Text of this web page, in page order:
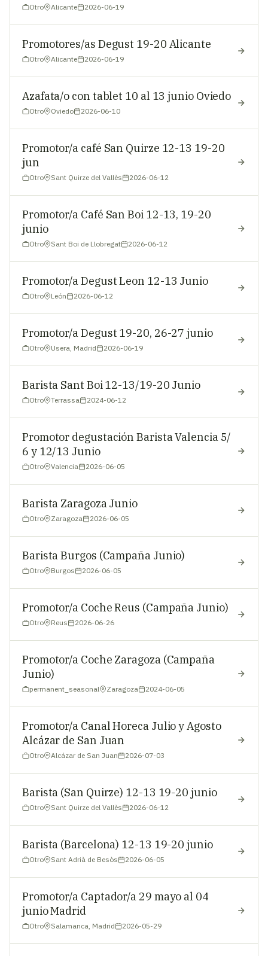
Otro Alicante 2026-06-19
Promotores/as Degust 19-20 Alicante
Otro Alicante 2026-06-19
Azafata/o con tablet 10 al 13 junio Oviedo
Otro Oviedo 2026-06-10
Promotor/a café San Quirze 12-13 19-20
jun
Otro Sant Quirze del Vallès 2026-06-12
Promotor/a Café San Boi 12-13, 19-20
junio
Otro Sant Boi de Llobregat 2026-06-12
Promotor/a Degust Leon 12-13 Junio
Otro León 2026-06-12
Promotor/a Degust 19-20, 26-27 junio
Otro Usera, Madrid 2026-06-19
Barista Sant Boi 12-13/19-20 Junio
Otro Terrassa 2024-06-12
Promotor degustación Barista Valencia 5/
6 y 12/13 Junio
Otro Valencia 2026-06-05
Barista Zaragoza Junio
Otro Zaragoza 2026-06-05
Barista Burgos (Campaña Junio)
Otro Burgos 2026-06-05
Promotor/a Coche Reus (Campaña Junio)
Otro Reus 2026-06-26
Promotor/a Coche Zaragoza (Campaña
Junio)
permanent_seasonal Zaragoza 2024-06-05
Promotor/a Canal Horeca Julio y Agosto
Alcázar de San Juan
Otro Alcázar de San Juan 2026-07-03
Barista (San Quirze) 12-13 19-20 junio
Otro Sant Quirze del Vallès 2026-06-12
Barista (Barcelona) 12-13 19-20 junio
Otro Sant Adrià de Besòs 2026-06-05
Promotor/a Captador/a 29 mayo al 04
junio Madrid
Otro Salamanca, Madrid 2026-05-29